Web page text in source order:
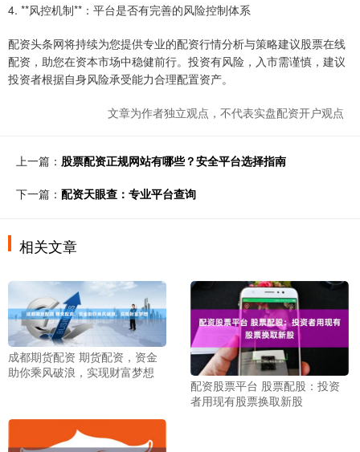
4. **风控机制**：平台是否有完善的风险控制体系
配资头条网将持续为您提供专业的配资行情分析与策略建议股票在线
配资，助您在资本市场中稳健前行。投资有风险，入市需谨慎，建议
投资者根据自身风险承受能力合理配置资产。
文章为作者独立观点，不代表实盘配资开户观点
上一篇： 股票配资正规网站有哪些？安全平台选择指南
下一篇： 配资天眼查：专业平台查询
相关文章
成都期货配资 期货配资，资金
助你乘风破浪，实现财富梦想
配资股票平台 股票配股：投资
者用现有股票换取新股